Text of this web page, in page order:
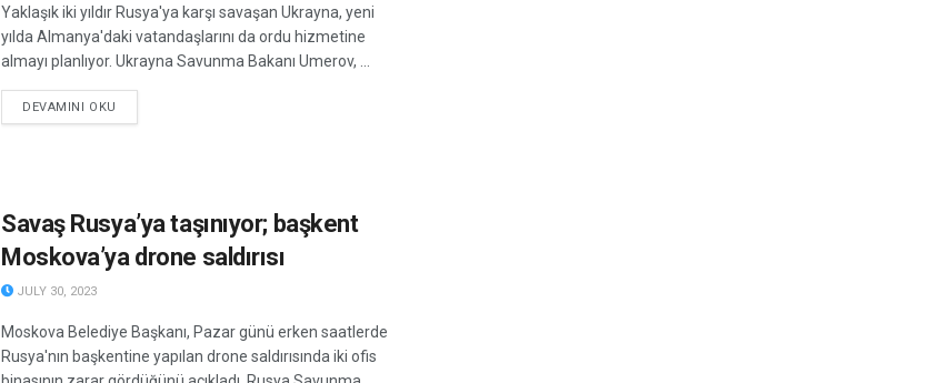
Yaklaşık iki yıldır Rusya'ya karşı savaşan Ukrayna, yeni
yılda Almanya'daki vatandaşlarını da ordu hizmetine
almayı planlıyor. Ukrayna Savunma Bakanı Umerov, ...
DEVAMINI OKU
Savaş Rusya’ya taşınıyor; başkent
Moskova’ya drone saldırısı
JULY 30, 2023
Moskova Belediye Başkanı, Pazar günü erken saatlerde
Rusya'nın başkentine yapılan drone saldırısında iki ofis